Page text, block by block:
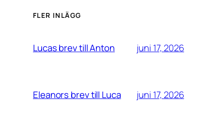
FLER INLÄGG
Lucas brev till Anton juni 17, 2026
Eleanors brev till Luca juni 17, 2026